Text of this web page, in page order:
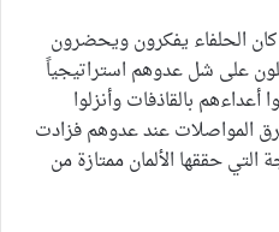
كان الحلفاء يفكرون ويحضرون
على شل عدوهم استراتيجياً
بالقاذفات وأنزلوا
المواصلات عند عدوهم فزادت
حققها الألمان ممتازة من